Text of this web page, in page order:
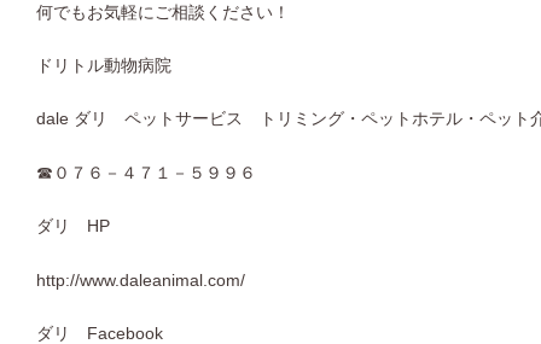
何でもお気軽にご相談ください！
ドリトル動物病院
dale ダリ ペットサービス トリミング・ペットホテル・ペット
☎ ０７６－４７１－５９９６
ダリ HP
http://www.daleanimal.com/
ダリ Facebook